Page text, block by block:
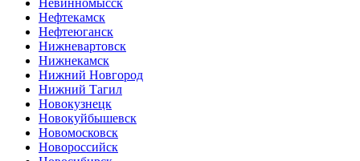
Нефтекамск
Нефтеюганск
Нижневартовск
Нижнекамск
Нижний Новгород
Нижний Тагил
Новокузнецк
Новокуйбышевск
Новомосковск
Новороссийск